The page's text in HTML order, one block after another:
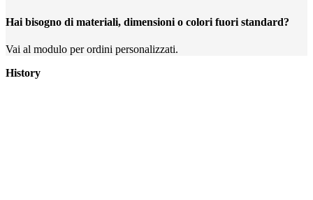
Hai bisogno di materiali, dimensioni o colori fuori standard?
Vai al modulo per ordini personalizzati.
History